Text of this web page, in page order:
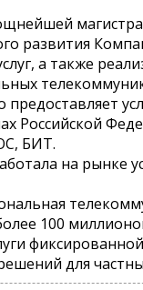
развития
а также
Российской
БИТ.
на рынке
100
для